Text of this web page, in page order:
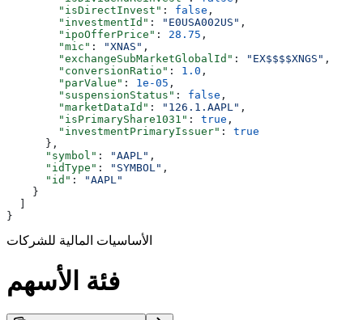
        "isDirectInvest"
: false ,
        "investmentId"
: "E0USA002US" ,
        "ipoOfferPrice"
: 28.75 ,
        "mic"
: "XNAS" ,
        "exchangeSubMarketGlobalId"
: "EX$$$$XNGS" ,
        "conversionRatio"
: 1.0 ,
        "parValue"
: 1e-05 ,
        "suspensionStatus"
: false ,
        "marketDataId"
: "126.1.AAPL" ,
        "isPrimaryShare1031"
: true ,
        "investmentPrimaryIssuer"
: true
      },
      "symbol"
: "AAPL" ,
      "idType"
: "SYMBOL" ,
      "id"
:
"AAPL"
    }
}
الأساسيات المالية للشركات
فئة الأسهم